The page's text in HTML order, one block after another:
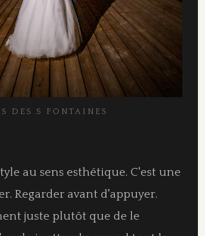
DES 5 FONTAINES
au sens esthétique. C'est une
Regarder avant d'appuyer.
juste plutôt que de le